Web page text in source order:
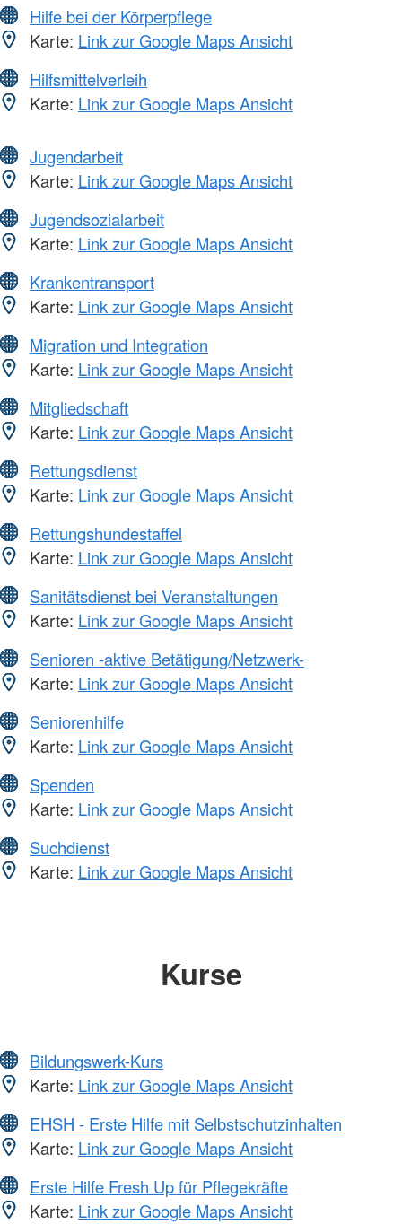
Hilfe bei der Körperpflege
Karte: Link zur Google Maps Ansicht
Hilfsmittelverleih
Karte: Link zur Google Maps Ansicht
Jugendarbeit
Karte: Link zur Google Maps Ansicht
Jugendsozialarbeit
Karte: Link zur Google Maps Ansicht
Krankentransport
Karte: Link zur Google Maps Ansicht
Migration und Integration
Karte: Link zur Google Maps Ansicht
Mitgliedschaft
Karte: Link zur Google Maps Ansicht
Rettungsdienst
Karte: Link zur Google Maps Ansicht
Rettungshundestaffel
Karte: Link zur Google Maps Ansicht
Sanitätsdienst bei Veranstaltungen
Karte: Link zur Google Maps Ansicht
Senioren -aktive Betätigung/Netzwerk-
Karte: Link zur Google Maps Ansicht
Seniorenhilfe
Karte: Link zur Google Maps Ansicht
Spenden
Karte: Link zur Google Maps Ansicht
Suchdienst
Karte: Link zur Google Maps Ansicht
Kurse
Bildungswerk-Kurs
Karte: Link zur Google Maps Ansicht
EHSH - Erste Hilfe mit Selbstschutzinhalten
Karte: Link zur Google Maps Ansicht
Erste Hilfe Fresh Up für Pflegekräfte
Karte: Link zur Google Maps Ansicht